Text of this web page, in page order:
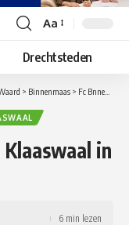
Lettergrootte
aanpassen
Aa
Drechtsteden
> Binnenmaas > Fc Bnnenmaas klopt SSS Klaaswaal in streekderby
Klaaswaal in
6 min lezen